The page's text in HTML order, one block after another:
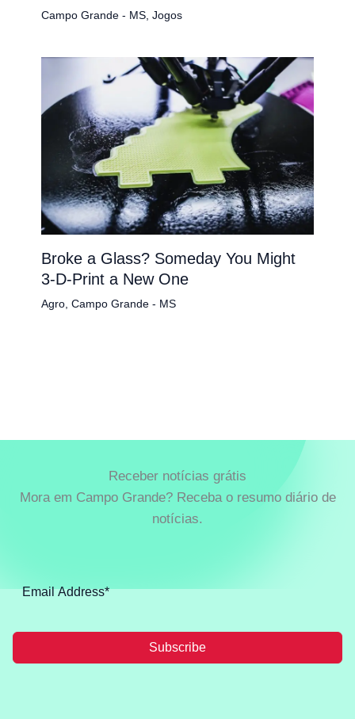
Campo Grande - MS, Jogos
Broke a Glass? Someday You Might
3-D-Print a New One
Agro, Campo Grande - MS
Receber notícias grátis
Mora em Campo Grande? Receba o resumo diário de
notícias.
Subscribe